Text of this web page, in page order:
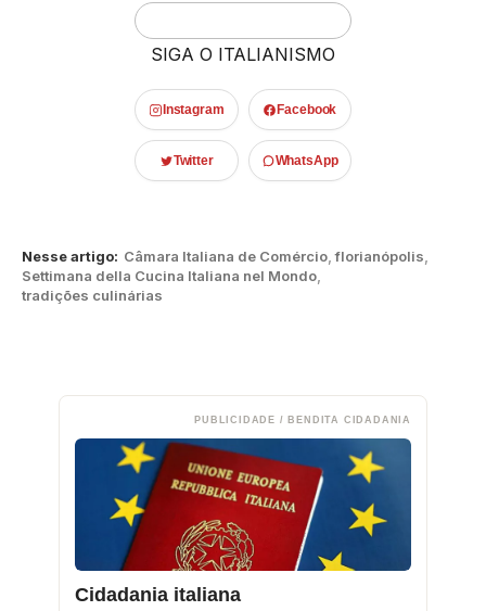
SIGA O ITALIANISMO
Instagram Facebook
Twitter WhatsApp
Nesse artigo: Câmara Italiana de Comércio,florianópolis,
Settimana della Cucina Italiana nel Mondo,
tradições culinárias
PUBLICIDADE / BENDITA CIDADANIA
Cidadania italiana